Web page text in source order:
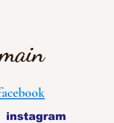
instagram